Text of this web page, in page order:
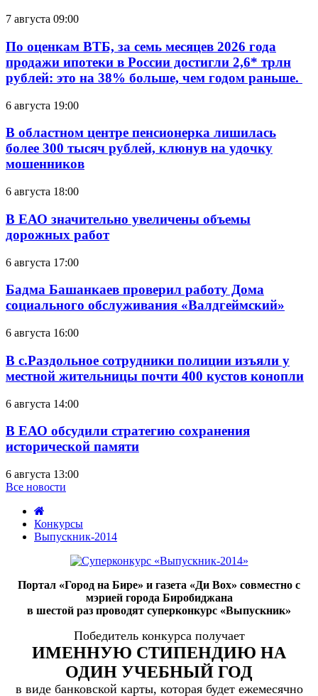
7 августа 09:00
По оценкам ВТБ, за семь месяцев 2026 года
продажи ипотеки в России достигли 2,6* трлн
рублей: это на 38% больше, чем годом раньше.
6 августа 19:00
В областном центре пенсионерка лишилась
более 300 тысяч рублей, клюнув на удочку
мошенников
6 августа 18:00
В ЕАО значительно увеличены объемы
дорожных работ
6 августа 17:00
Бадма Башанкаев проверил работу Дома
социального обслуживания «Валдгеймский»
6 августа 16:00
В с.Раздольное сотрудники полиции изъяли у
местной жительницы почти 400 кустов конопли
6 августа 14:00
В ЕАО обсудили стратегию сохранения
исторической памяти
6 августа 13:00
Все новости
Конкурсы
Выпускник-2014
«Выпускник-2014»,
й
портфолио
апреля
15:32
Портал «Город на Бире» и газета «Ди Вох» совместно с
мэрией города Биробиджана
в шестой раз проводят суперконкурс «Выпускник»
Победитель конкурса получает
ИМЕННУЮ СТИПЕНДИЮ НА
ОДИН УЧЕБНЫЙ ГОД
в виде банковской карты, которая будет ежемесячно